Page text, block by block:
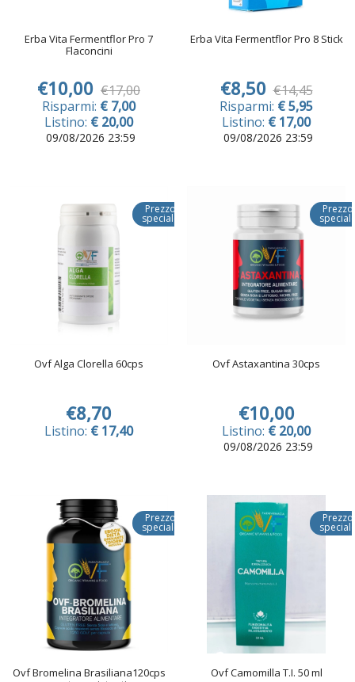
Erba Vita Fermentflor Pro 7
Flaconcini
€10,00 €17,00
Risparmi: € 7,00
Listino: € 20,00
09/08/2026 23:59
Erba Vita Fermentflor Pro 8 Stick
€8,50 €14,45
Risparmi: € 5,95
Listino: € 17,00
09/08/2026 23:59
Prezzo
speciale
Ovf Alga Clorella 60cps
€8,70
Listino: € 17,40
Prezzo
Ovf Astaxantina 30cps
€10,00
Listino: € 20,00
09/08/2026 23:59
Prezzo
speciale
Ovf Bromelina Brasiliana120cps
Prezzo
Ovf Camomilla T.I. 50 ml